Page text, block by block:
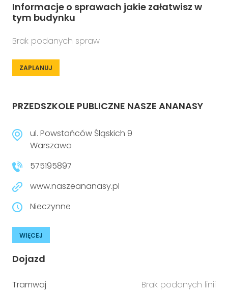
Informacje o sprawach jakie załatwisz w
tym budynku
Brak podanych spraw
ZAPLANUJ
PRZEDSZKOLE PUBLICZNE NASZE ANANASY
ul. Powstańców Śląskich 9
Warszawa
575195897
www.naszeananasy.pl
Nieczynne
WIĘCEJ
Dojazd
Tramwaj
Brak podanych linii